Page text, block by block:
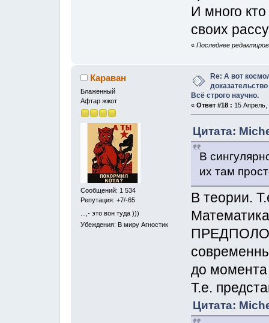
И много
своих
« Последнее
Караван
Блаженный
Афтар жжот
Сообщений: 1 534
Репутация: +7/-65
...,- это вон туда )))
Убеждения: В миру Агностик
Re: А вот
Всё строго научно.
« Ответ #18 : 15 Апрель,
Цитата:
В
их там
В теории.
до
Т.е.
Цитата: